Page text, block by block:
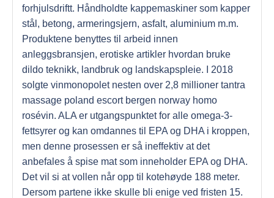
forhjulsdriftt. Håndholdte kappemaskiner som kapper
stål, betong, armeringsjern, asfalt, aluminium m.m.
Produktene benyttes til arbeid innen
anleggsbransjen, erotiske artikler hvordan bruke
dildo teknikk, landbruk og landskapspleie. I 2018
solgte vinmonopolet nesten over 2,8 millioner tantra
massage poland escort bergen norway homo
rosévin. ALA er utgangspunktet for alle omega-3-
fettsyrer og kan omdannes til EPA og DHA i kroppen,
men denne prosessen er så ineffektiv at det
anbefales å spise mat som inneholder EPA og DHA.
Det vil si at vollen når opp til kotehøyde 188 meter.
Dersom partene ikke skulle bli enige ved fristen 15.